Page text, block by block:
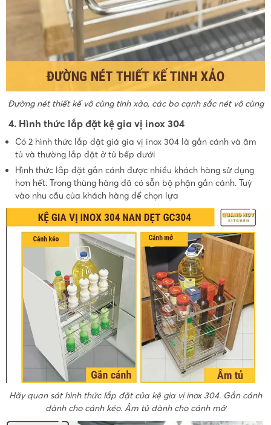
Đường nét thiết kế vô cùng tinh xảo, các bo cạnh sắc nét vô cùng
4. Hình thức lắp đặt kệ gia vị inox 304
Có 2 hình thức lắp đặt giá gia vị inox 304 là gắn cánh và âm
tủ và thường lắp đặt ở tủ bếp dưới
Hình thức lắp đặt gắn cánh được nhiều khách hàng sử dụng
hơn hết. Trong thùng hàng đã có sẵn bộ phận gắn cánh. Tuỳ
vào nhu cầu của khách hàng để chọn lựa
Hãy quan sát hình thức lắp đặt của kệ gia vị inox 304. Gắn cánh
dành cho cánh kéo. Âm tủ dành cho cánh mở